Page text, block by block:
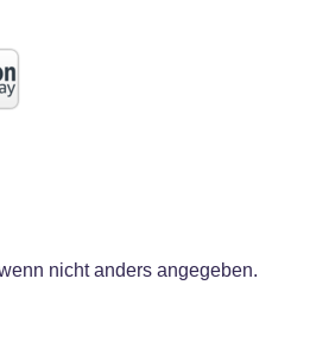
nicht anders angegeben.